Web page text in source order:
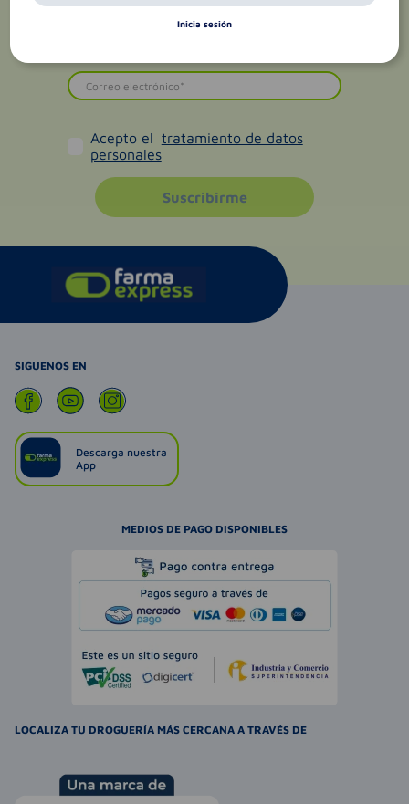
Acepto el tratamiento de datos
personales
Suscribirme
SIGUENOS EN
Descarga nuestra
App
MEDIOS DE PAGO DISPONIBLES
LOCALIZA TU DROGUERÍA MÁS CERCANA A TRAVÉS DE
Inicia sesión